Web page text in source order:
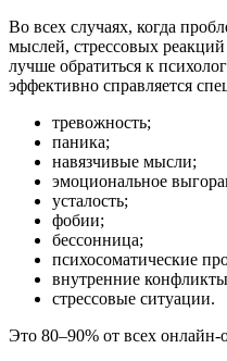
Во всех случаях, когда
мыслей, стрессовых
лучше обратиться к
эффективно справляется
тревожность;
паника;
навязчивые мысли;
эмоциональное
усталость;
фобии;
бессонница;
психосоматические
внутренние
стрессовые ситуации.
Это 80–90% от всех